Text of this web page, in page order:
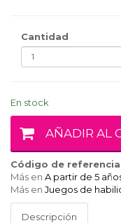
Cantidad
En stock
AÑADIR AL
Código de
Más en A partir de 5
Más en Juegos de
Descripción